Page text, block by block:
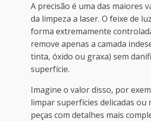
A precisão é uma das maiores
da limpeza a laser. O feixe de
forma extremamente
remove apenas a camada
tinta, óxido ou graxa) sem
superfície.
Imagine o valor disso, por
limpar superfícies delicadas ou
peças com detalhes mais